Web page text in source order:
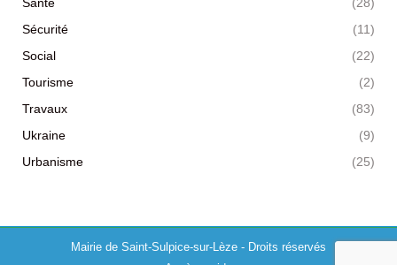
Sécurité
(11)
Social
(22)
Tourisme
(2)
Travaux
(83)
Ukraine
(9)
Urbanisme
(25)
Mairie de Saint-Sulpice-sur-Lèze - Droits réservés